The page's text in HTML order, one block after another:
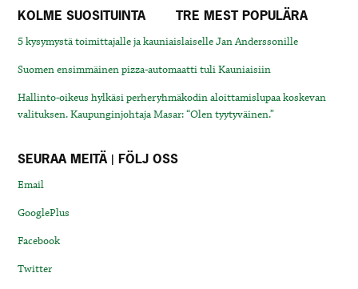
KOLME SUOSITUINTA TRE MEST POPULÄRA
5 kysymystä toimittajalle ja kauniaislaiselle Jan Anderssonille
Suomen ensimmäinen pizza-automaatti tuli Kauniaisiin
Hallinto-oikeus hylkäsi perheryhmäkodin aloittamislupaa koskevan
valituksen. Kaupunginjohtaja Masar: “Olen tyytyväinen.”
SEURAA MEITÄ | FÖLJ OSS
Email
GooglePlus
Facebook
Twitter